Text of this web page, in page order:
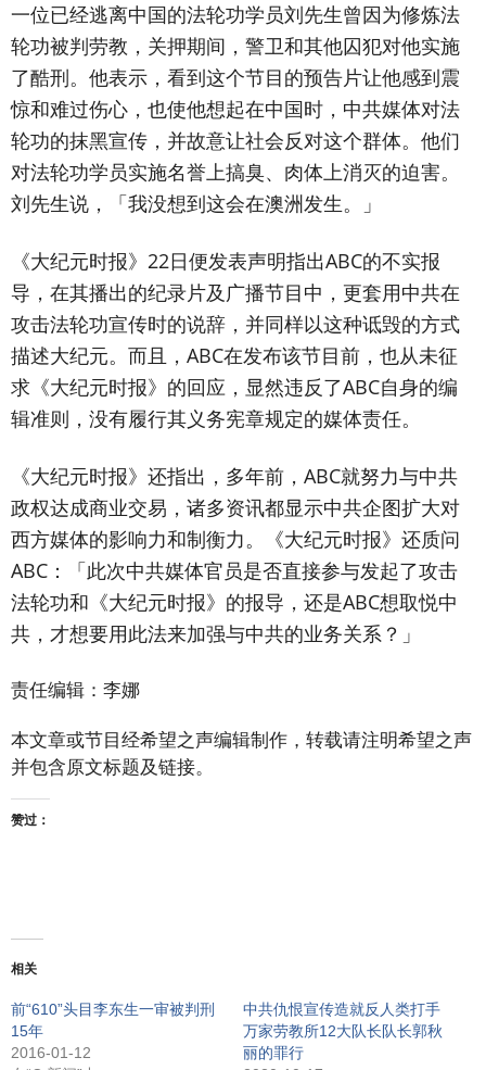
一位已经逃离中国的法轮功学员刘先生曾因为修炼法
轮功被判劳教，关押期间，警卫和其他囚犯对他实施
了酷刑。他表示，看到这个节目的预告片让他感到震
惊和难过伤心，也使他想起在中国时，中共媒体对法
轮功的抹黑宣传，并故意让社会反对这个群体。他们
对法轮功学员实施名誉上搞臭、肉体上消灭的迫害。
刘先生说，「我没想到这会在澳洲发生。」
《大纪元时报》22日便发表声明指出ABC的不实报
导，在其播出的纪录片及广播节目中，更套用中共在
攻击法轮功宣传时的说辞，并同样以这种诋毁的方式
描述大纪元。而且，ABC在发布该节目前，也从未征
求《大纪元时报》的回应，显然违反了ABC自身的编
辑准则，没有履行其义务宪章规定的媒体责任。
《大纪元时报》还指出，多年前，ABC就努力与中共
政权达成商业交易，诸多资讯都显示中共企图扩大对
西方媒体的影响力和制衡力。《大纪元时报》还质问
ABC：「此次中共媒体官员是否直接参与发起了攻击
法轮功和《大纪元时报》的报导，还是ABC想取悦中
共，才想要用此法来加强与中共的业务关系？」
责任编辑：李娜
本文章或节目经希望之声编辑制作，转载请注明希望之声
并包含原文标题及链接。
赞过：
相关
前“610”头目李东生一审被判刑
15年
2016-01-12
中共仇恨宣传造就反人类打手
万家劳教所12大队长队长郭秋
丽的罪行